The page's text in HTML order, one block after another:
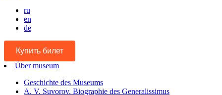
ru
en
de
Купить билет
Über museum
Geschichte des Museums
A. V. Suvorov. Biographie des Generalissimus